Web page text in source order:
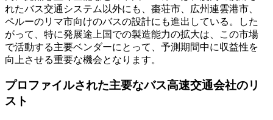
れたバス交通システム以外にも、棗荘市、広州連雲港市、
ペルーのリマ市向けのバスの設計にも進出している。した
がって、特に発展途上国での製造能力の拡大は、この市場
で活動する主要ベンダーにとって、予測期間中に収益性を
向上させる重要な機会となります。
プロファイルされた主要なバス高速交通会社のリ
スト